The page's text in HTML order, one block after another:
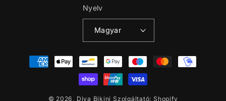
Nyelv
Magyar
Fizetési
módok
© 2026, Diva Bikini Szolgáltató: Shopify